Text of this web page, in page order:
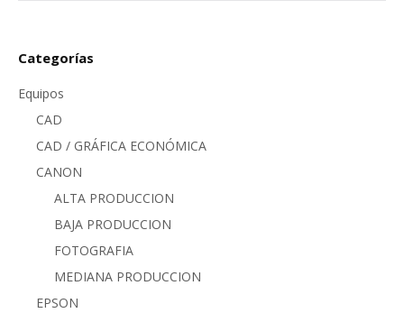
Categorías
Equipos
CAD
CAD / GRÁFICA ECONÓMICA
CANON
ALTA PRODUCCION
BAJA PRODUCCION
FOTOGRAFIA
MEDIANA PRODUCCION
EPSON